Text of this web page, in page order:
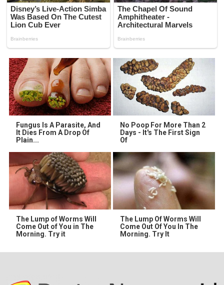
Fungus Is A Parasite, And
It Dies From A Drop Of
Plain...
No Poop For More Than 2
Days - It's The First Sign
Of
The Lump of Worms Will
Come Out of You in The
Morning. Try it
The Lump Of Worms Will
Come Out Of You In The
Morning. Try It